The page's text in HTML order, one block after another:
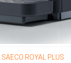
SAECO ROYAL PLUS